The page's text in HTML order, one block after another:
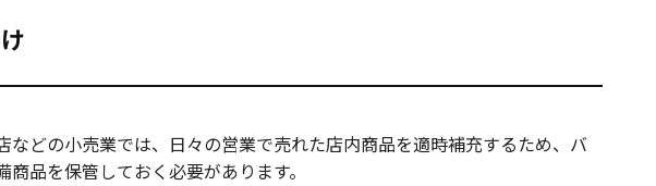
などの小売業では、日々の営業で売れた店内商品を適時補充するため、バ
品を保管しておく必要があります。